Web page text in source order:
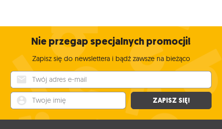
Nie przegap specjalnych promocji!
Zapisz się do newslettera i bądź zawsze na bieżąco
ZAPISZ SIĘ!